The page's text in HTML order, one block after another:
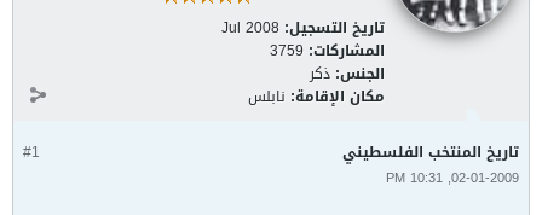
تاريخ التسجيل: Jul 2008
المشاركات: 3759
الجنس: ذكر
مكان الإقامة: نابلس
#1 تاريخ المنتخب الفلسطيني ‏
02-01-2009, 10:31 PM